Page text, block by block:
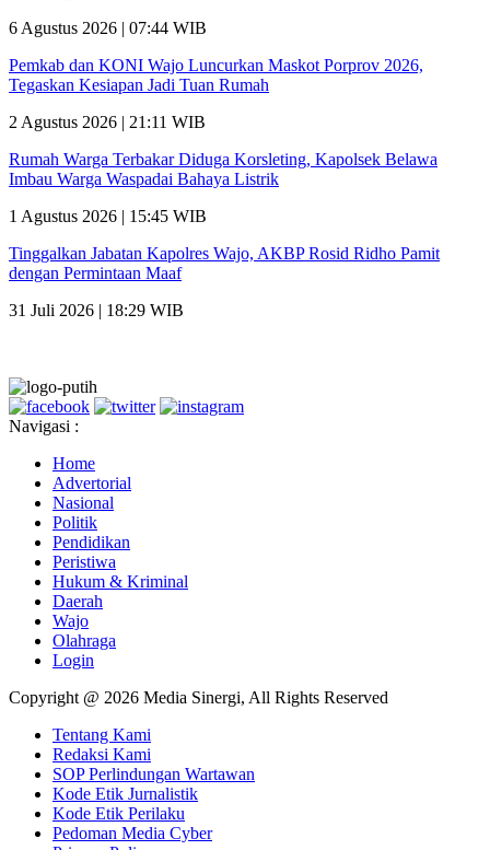
6 Agustus 2026 | 07:44 WIB
Pemkab dan KONI Wajo Luncurkan Maskot Porprov 2026,
Tegaskan Kesiapan Jadi Tuan Rumah
2 Agustus 2026 | 21:11 WIB
Rumah Warga Terbakar Diduga Korsleting, Kapolsek Belawa
Imbau Warga Waspadai Bahaya Listrik
1 Agustus 2026 | 15:45 WIB
Tinggalkan Jabatan Kapolres Wajo, AKBP Rosid Ridho Pamit
dengan Permintaan Maaf
31 Juli 2026 | 18:29 WIB
Navigasi :
Home
Advertorial
Nasional
Politik
Pendidikan
Peristiwa
Hukum & Kriminal
Daerah
Wajo
Olahraga
Login
Copyright @ 2026 Media Sinergi, All Rights Reserved
Tentang Kami
Redaksi Kami
SOP Perlindungan Wartawan
Kode Etik Jurnalistik
Kode Etik Perilaku
Pedoman Media Cyber